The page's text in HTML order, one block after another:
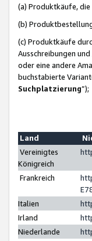
(a) Produktkäufe, die
(b)
(c) Produktkäufe
Ausschreibungen
oder eine andere
buchstabierte
Suchplatzierung”);
Land
Vereinigtes
Königreich
Frankreich
Italien
Irland
Niederlande